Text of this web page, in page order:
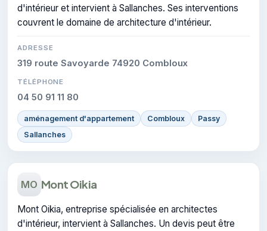
d'intérieur et intervient à Sallanches. Ses interventions
couvrent le domaine de architecture d'intérieur.
ADRESSE
319 route Savoyarde 74920 Combloux
TÉLÉPHONE
04 50 91 11 80
aménagement d'appartement Combloux
Passy
Sallanches
MO Mont Oikia
Mont Oikia, entreprise spécialisée en architectes
d'intérieur, intervient à Sallanches. Un devis peut être